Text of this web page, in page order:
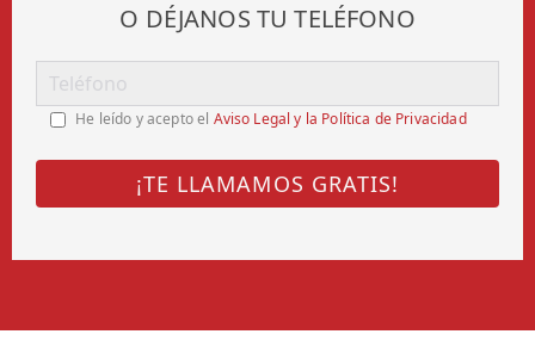
O DÉJANOS TU TELÉFONO
He leído y acepto el Aviso Legal y la Política de Privacidad